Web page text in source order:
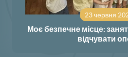
23 червня
Моє безпечне місце:
відчувати